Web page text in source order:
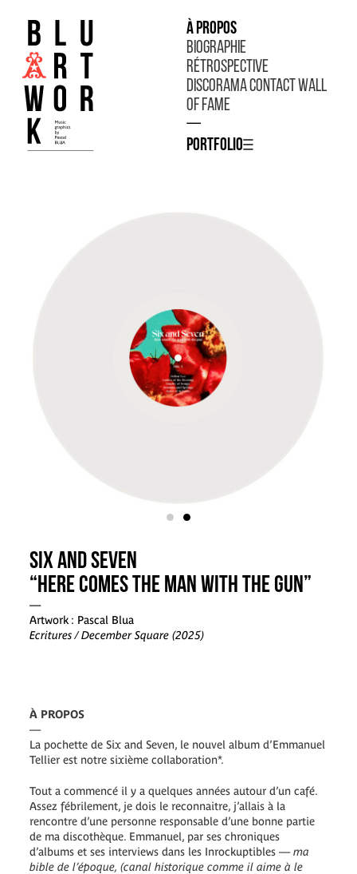
À propos
Biographie
Rétrospective
DiscoramaContact Wall
of fame
—
Portfolio
SIX AND SEVEN
“HERE COMES THE MAN WITH THE GUN”
—
Artwork : Pascal Blua
Ecritures / December Square (2025)
À PROPOS
—
La pochette de Six and Seven, le nouvel album d’Emmanuel
Tellier est notre sixième collaboration*.
Tout a commencé il y a quelques années autour d’un café.
Assez fébrilement, je dois le reconnaitre, j’allais à la
rencontre d’une personne responsable d’une bonne partie
de ma discothèque. Emmanuel, par ses chroniques
d’albums et ses interviews dans les Inrockuptibles —ma
bible de l’époque, (canal historique comme il aime à le